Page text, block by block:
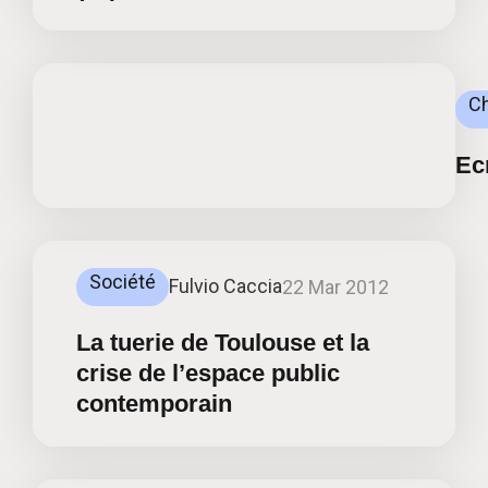
Société Fulvio Caccia22 Mar 2012
La tuerie de Toulouse et la
crise de l’espace public
contemporain